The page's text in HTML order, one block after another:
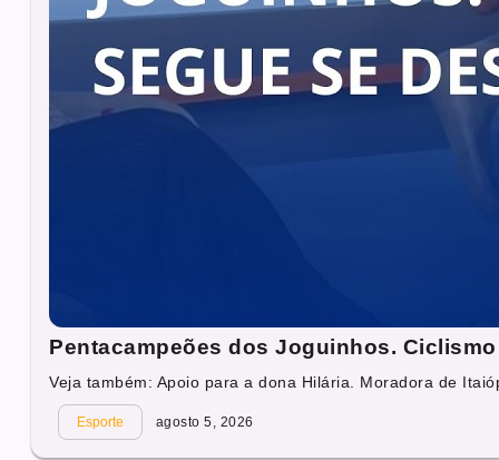
Pentacampeões dos Joguinhos.
Veja também: Apoio para a dona Hilária. Moradora de
Esporte agosto 5, 2026